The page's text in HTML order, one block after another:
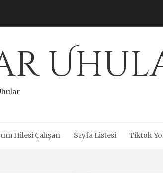
Hilesi Çalışan Sayfa Listesi Tiktok